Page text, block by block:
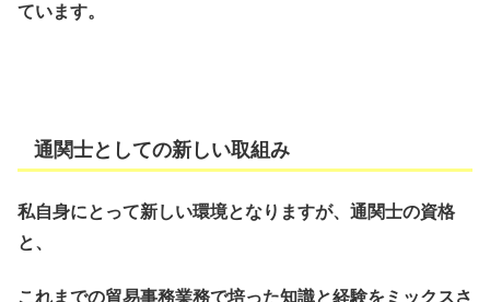
ています。
通関士としての新しい取組み
私自身にとって新しい環境となりますが、通関士の資格
と、
これまでの貿易事務業務で培った知識と経験をミックスさ